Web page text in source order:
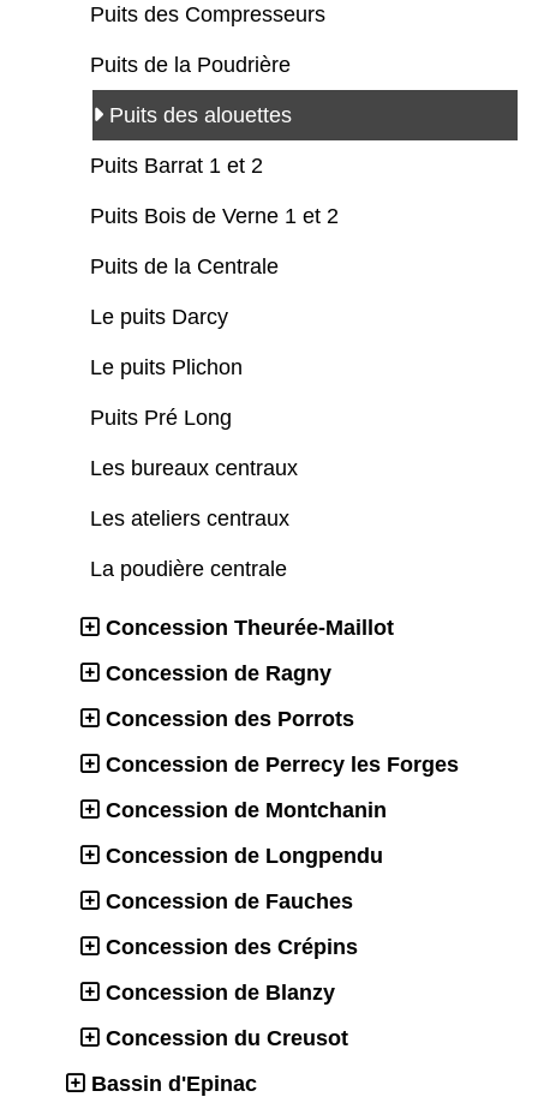
Puits des Compresseurs
Puits de la Poudrière
Puits des alouettes
Puits Barrat 1 et 2
Puits Bois de Verne 1 et 2
Puits de la Centrale
Le puits Darcy
Le puits Plichon
Puits Pré Long
Les bureaux centraux
Les ateliers centraux
La poudière centrale
Concession Theurée-Maillot
Concession de Ragny
Concession des Porrots
Concession de Perrecy les Forges
Concession de Montchanin
Concession de Longpendu
Concession de Fauches
Concession des Crépins
Concession de Blanzy
Concession du Creusot
Bassin d'Epinac